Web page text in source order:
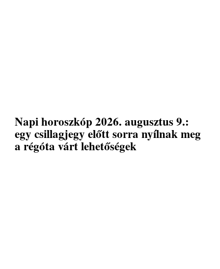
Napi horoszkóp 2026. augusztus 9.:
egy csillagjegy előtt sorra nyílnak meg
a régóta várt lehetőségek